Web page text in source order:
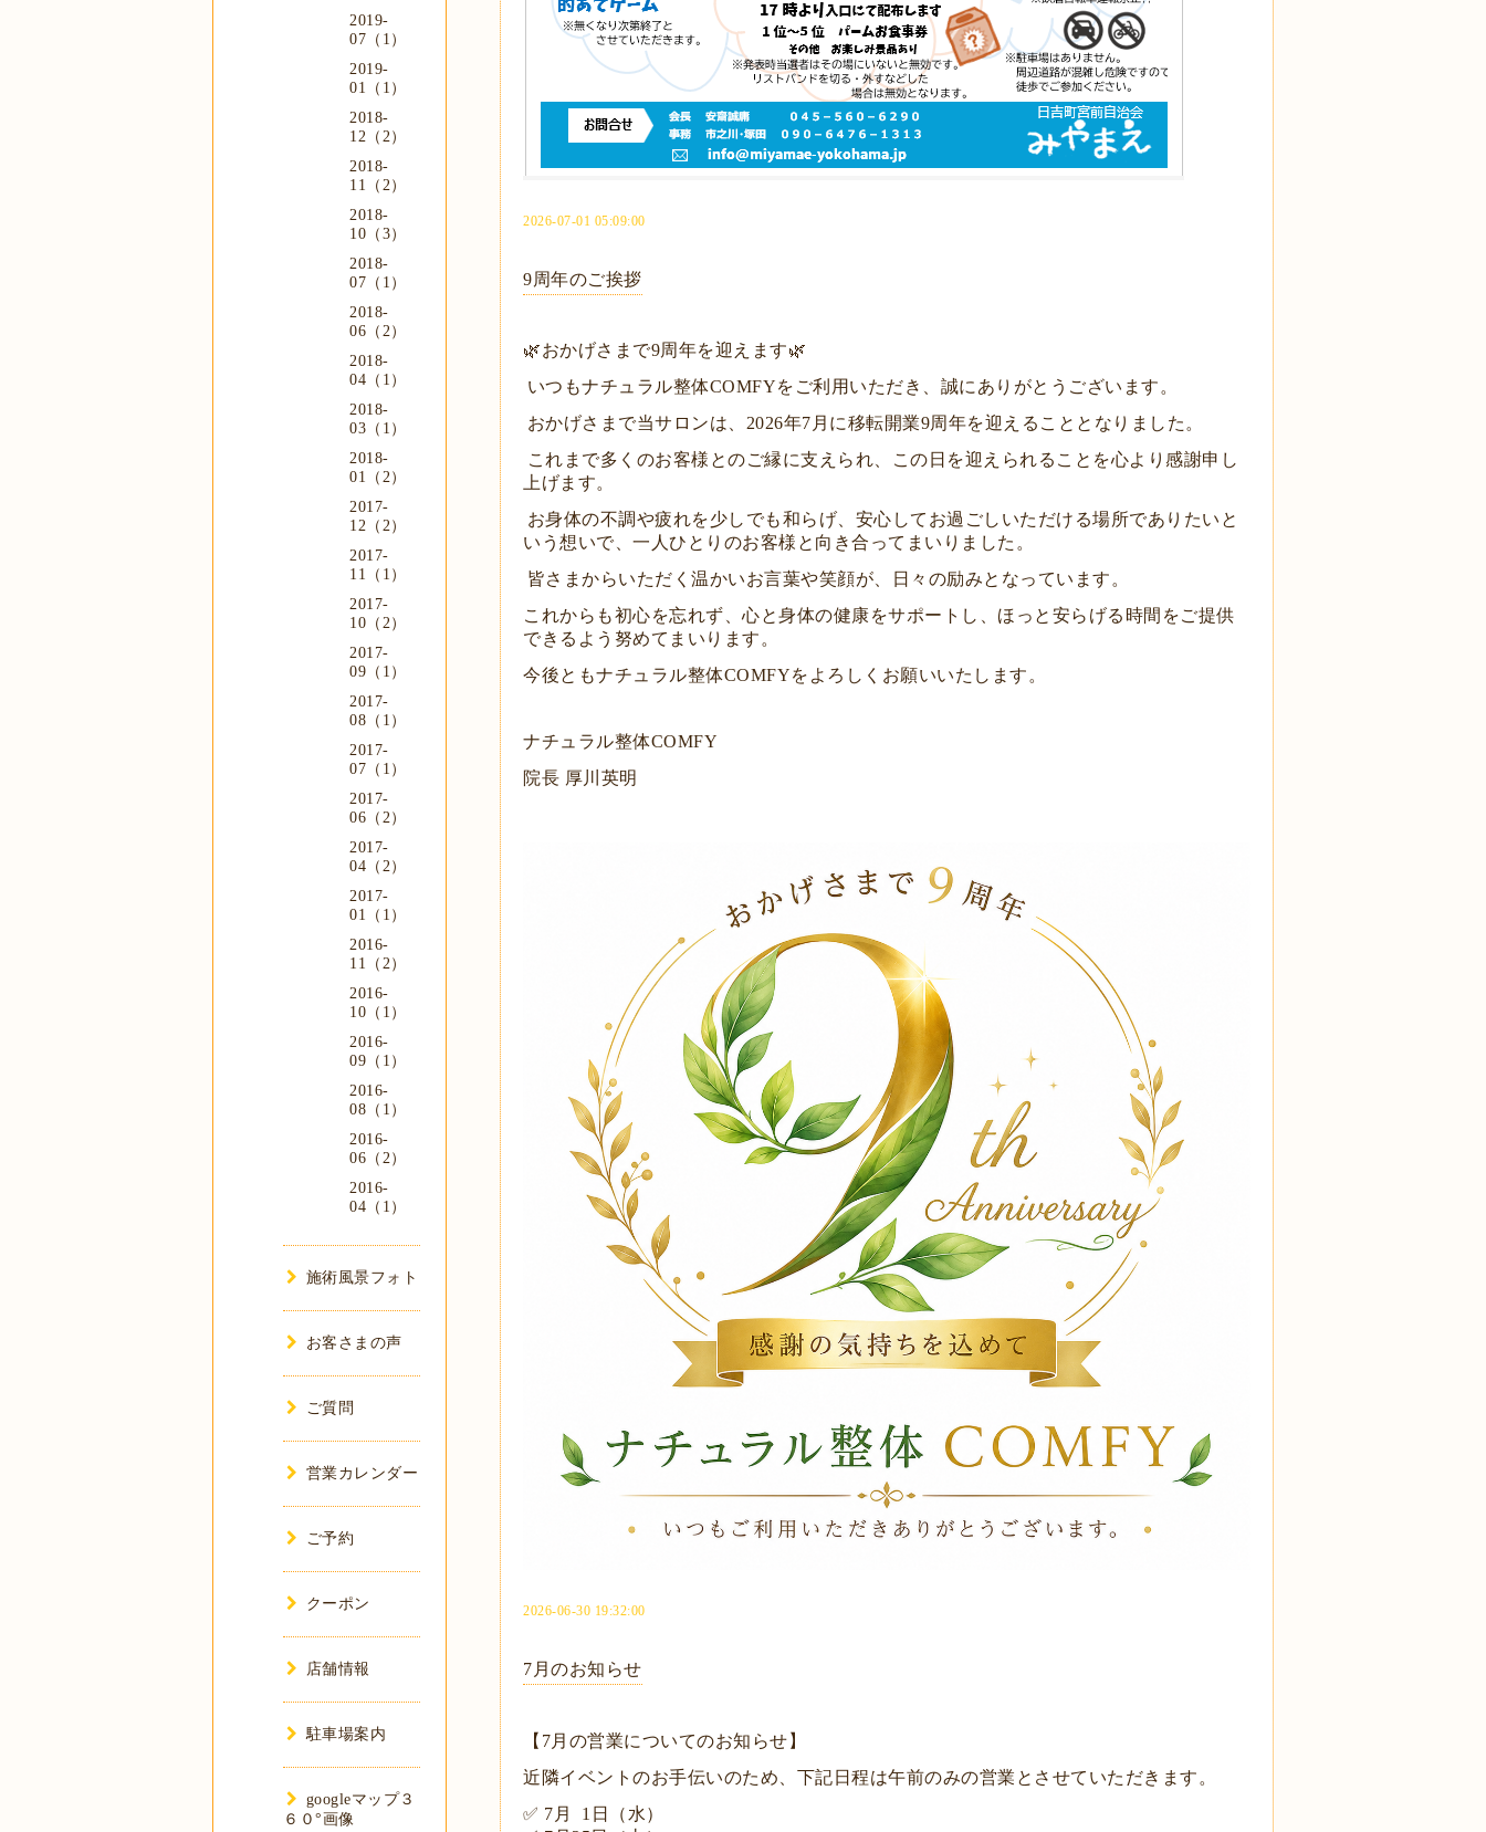
2026-07-01 05:09:00
9周年のご挨拶
🌿おかげさまで9周年を迎えます🌿
いつもナチュラル整体COMFYをご利用いただき、誠にありがとうございます。
おかげさまで当サロンは、2026年7月に移転開業9周年を迎えることとなりました。
これまで多くのお客様とのご縁に支えられ、この日を迎えられることを心より感謝申し
上げます。
お身体の不調や疲れを少しでも和らげ、安心してお過ごしいただける場所でありたいと
いう想いで、一人ひとりのお客様と向き合ってまいりました。
皆さまからいただく温かいお言葉や笑顔が、日々の励みとなっています。
これからも初心を忘れず、心と身体の健康をサポートし、ほっと安らげる時間をご提供
できるよう努めてまいります。
今後ともナチュラル整体COMFYをよろしくお願いいたします。
ナチュラル整体COMFY
院長 厚川英明
2026-06-30 19:32:00
7月のお知らせ
【7月の営業についてのお知らせ】
近隣イベントのお手伝いのため、下記日程は午前のみの営業とさせていただきます。
✅ 7月 1日（水）
2019-
07（1）
2019-
01（1）
2018-
12（2）
2018-
11（2）
2018-
10（3）
2018-
07（1）
2018-
06（2）
2018-
04（1）
2018-
03（1）
2018-
01（2）
2017-
12（2）
2017-
11（1）
2017-
10（2）
2017-
09（1）
2017-
08（1）
2017-
07（1）
2017-
06（2）
2017-
04（2）
2017-
01（1）
2016-
11（2）
2016-
10（1）
2016-
09（1）
2016-
08（1）
2016-
06（2）
2016-
04（1）
施術風景フォト
お客さまの声
ご質問
営業カレンダー
ご予約
クーポン
店舗情報
駐車場案内
googleマップ３
６０°画像